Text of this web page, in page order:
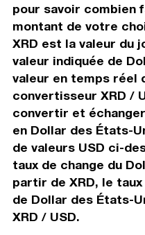
pour savoir combien
montant de votre
XRD est la valeur du
valeur indiquée de
valeur en temps réel
convertisseur XRD /
convertir et
en Dollar des États-
de valeurs USD ci-
taux de change du
partir de XRD, le
de Dollar des États-
XRD / USD.